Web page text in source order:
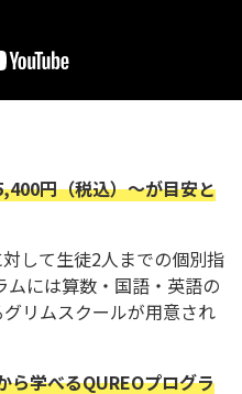
円（税込）～が目安と
して生徒2人までの個別指
ムには算数・国語・英語の
リムスクールが用意され
ら学べるQUREOプログラ